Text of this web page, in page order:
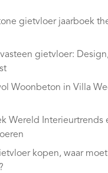
gietvloer jaarboek
gietvloer:
Woonbeton in Villa
Wereld Interieurtrends
kopen, waar